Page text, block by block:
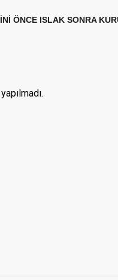
ÖNCE ISLAK SONRA